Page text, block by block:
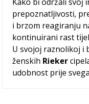
prepoznatljivosti,
i brzom reagiranju
kontinuirani rast
U svojoj raznolikoj i
ženskih Rieker
udobnost prije